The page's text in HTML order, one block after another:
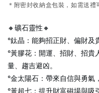
＊附密封收納盒包裝，如需送禮
🔸礦石靈性🔸
°鈦晶：能夠招正財、偏財及
°黃膠花：開運、招財、招
量、趨吉避凶。
°金太陽石：帶來自信與勇氣
°黃超七：提升財富磁場與